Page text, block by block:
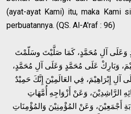
(ayat-ayat Kami) itu, maka Kami
perbuatannya. (QS. Al-A'raf : 96)
وَعَلَى آلِ مُحَمَّدٍ، كَمَا صَلَّيْتَ وسَلّمْتَ
وَبَارِكْ عَلَى مُحَمَّدٍ وَعَلَى آلِ مُحَمَّدٍ،
آلِ إِبْرَاهِيْمَ، فِي العَالَمِيْنَ إِنَّكَ حَمِيْدٌ
الرَّاشِدِيْنَ، وَعَنْ أَزْوَاجِهِ أُمَّهَاتِ
أَجْمَعِيْنَ، وَعَنْ المُؤْمِنِيْنَ وَالمُؤْمِنَاتِ